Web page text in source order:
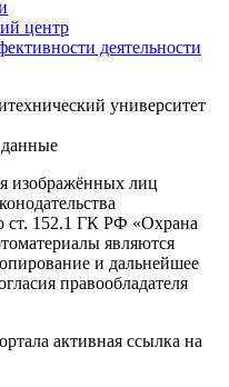
центр
деятельности
университет
изображённых лиц
ст. 152.1 ГК РФ «Охрана
являются
и дальнейшее
правообладателя
активная ссылка на